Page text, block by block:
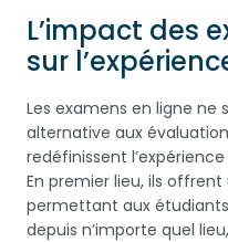
L’impact des
sur
Les examens en ligne
alternative aux
redéfinissent
En premier lieu, ils
permettant aux
depuis n’importe quel